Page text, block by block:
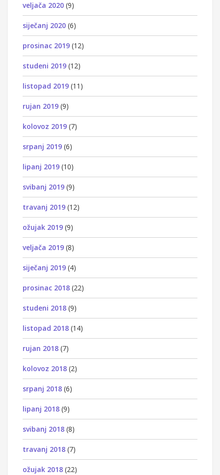
veljača 2020 (9)
siječanj 2020 (6)
prosinac 2019 (12)
studeni 2019 (12)
listopad 2019 (11)
rujan 2019 (9)
kolovoz 2019 (7)
srpanj 2019 (6)
lipanj 2019 (10)
svibanj 2019 (9)
travanj 2019 (12)
ožujak 2019 (9)
veljača 2019 (8)
siječanj 2019 (4)
prosinac 2018 (22)
studeni 2018 (9)
listopad 2018 (14)
rujan 2018 (7)
kolovoz 2018 (2)
srpanj 2018 (6)
lipanj 2018 (9)
svibanj 2018 (8)
travanj 2018 (7)
ožujak 2018 (22)